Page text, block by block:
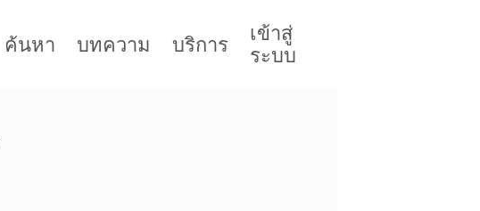
ค้นหา บทความ บริการ
เข้าสู่
ระบบ